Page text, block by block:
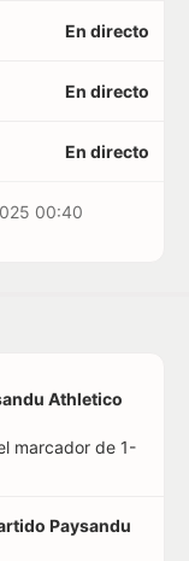
En directo
En directo
En directo
00:40
Athletico
marcador de 1-
Paysandu